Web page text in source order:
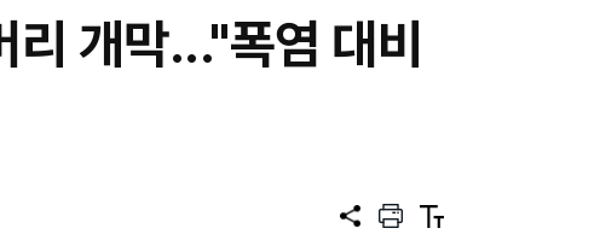
개막..."폭염 대비
공
프
텍